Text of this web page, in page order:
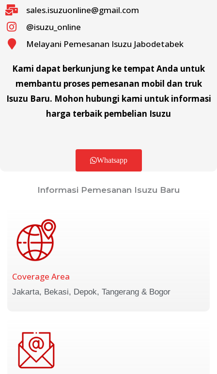
sales.isuzuonline@gmail.com
@isuzu_online
Melayani Pemesanan Isuzu Jabodetabek
Kami dapat berkunjung ke tempat Anda untuk
membantu proses pemesanan mobil dan truk
Isuzu Baru. Mohon hubungi kami untuk informasi
harga terbaik pembelian Isuzu
Whatsapp
Informasi Pemesanan Isuzu Baru
Coverage Area
Jakarta, Bekasi, Depok, Tangerang & Bogor